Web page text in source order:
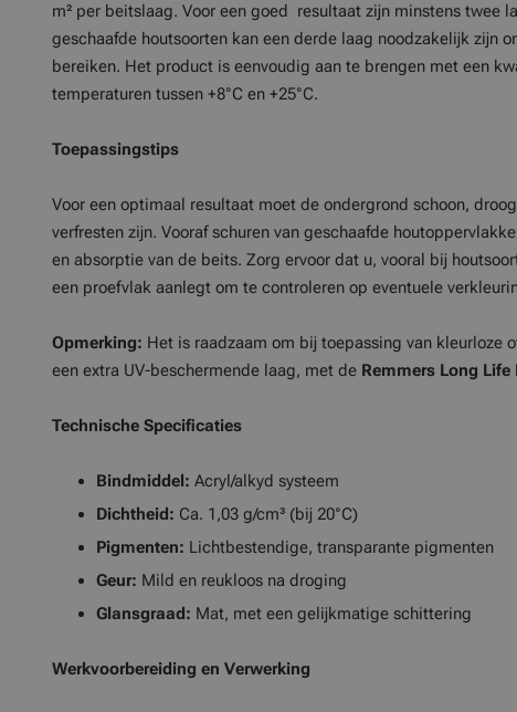
m² per beitslaag. Voor een goed resultaat zijn minstens twee
geschaafde houtsoorten kan een derde laag noodzakelijk zijn
bereiken. Het product is eenvoudig aan te brengen met een
temperaturen tussen +8°C en +25°C.
Toepassingstips
Voor een optimaal resultaat moet de ondergrond schoon,
verfresten zijn. Vooraf schuren van geschaafde
en absorptie van de beits. Zorg ervoor dat u, vooral bij
een proefvlak aanlegt om te controleren op eventuele
Opmerking: Het is raadzaam om bij toepassing van kleurloze
een extra UV-beschermende laag, met de Remmers Long Life
Technische Specificaties
Bindmiddel: Acryl/alkyd systeem
Dichtheid: Ca. 1,03 g/cm³ (bij 20°C)
Pigmenten: Lichtbestendige, transparante pigmenten
Geur: Mild en reukloos na droging
Glansgraad: Mat, met een gelijkmatige schittering
Werkvoorbereiding en Verwerking